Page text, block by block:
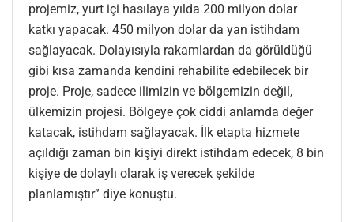
projemiz, yurt içi hasılaya yılda 200 milyon dolar
katkı yapacak. 450 milyon dolar da yan istihdam
sağlayacak. Dolayısıyla rakamlardan da görüldüğü
gibi kısa zamanda kendini rehabilite edebilecek bir
proje. Proje, sadece ilimizin ve bölgemizin değil,
ülkemizin projesi. Bölgeye çok ciddi anlamda değer
katacak, istihdam sağlayacak. İlk etapta hizmete
açıldığı zaman bin kişiyi direkt istihdam edecek, 8 bin
kişiye de dolaylı olarak iş verecek şekilde
planlamıştır” diye konuştu.